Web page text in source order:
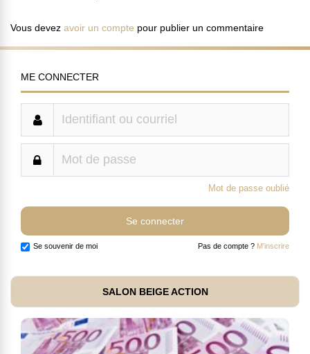
Vous devez avoir un compte pour publier un commentaire
ME CONNECTER
Mot de passe oublié
Se souvenir de moi Pas de compte ? M'inscrire
SALON BEIGE ACTION